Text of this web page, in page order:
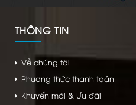
THÔNG TIN
Về chúng tôi
Phương thức thanh toán
Khuyến mãi & Ưu đãi